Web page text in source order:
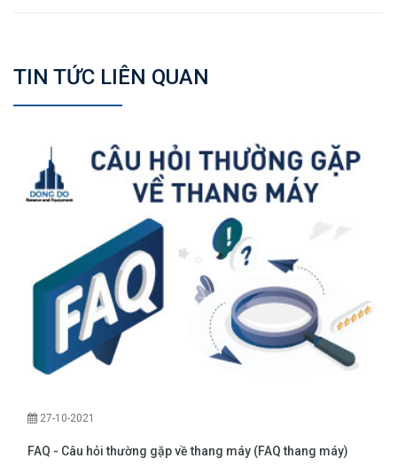
TIN TỨC LIÊN QUAN
27-10-2021
FAQ - Câu hỏi thường gặp về thang máy (FAQ thang máy)